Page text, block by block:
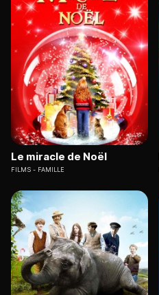
Le miracle de Noël
FILMS FAMILLE